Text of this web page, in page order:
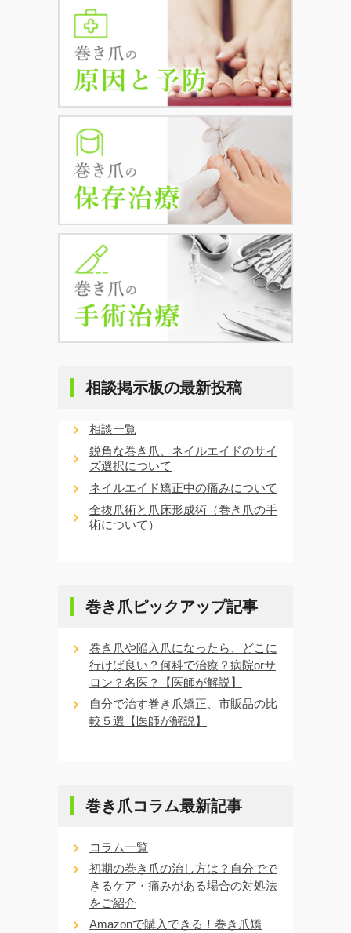
相談掲示板の最新投稿
相談一覧
鋭角な巻き爪、ネイルエイドのサイ
ズ選択について
ネイルエイド矯正中の痛みについて
全抜爪術と爪床形成術（巻き爪の手
術について）
巻き爪ピックアップ記事
巻き爪や陥入爪になったら、どこに
行けば良い？何科で治療？病院orサ
ロン？名医？【医師が解説】
自分で治す巻き爪矯正、市販品の比
較５選【医師が解説】
巻き爪コラム最新記事
コラム一覧
初期の巻き爪の治し方は？自分でで
きるケア・痛みがある場合の対処法
をご紹介
Amazonで購入できる！巻き爪矯